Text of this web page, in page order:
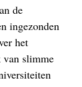
de
ingezonden
het
van slimme